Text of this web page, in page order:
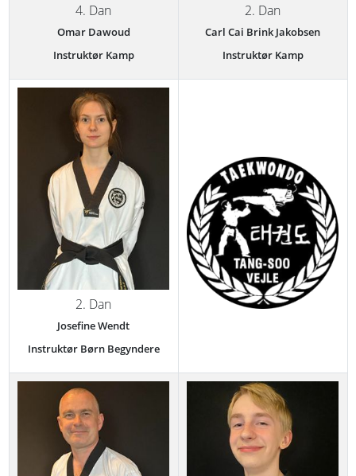
4. Dan
Omar Dawoud
Instruktør Kamp
2. Dan
Carl Cai Brink Jakobsen
Instruktør Kamp
2. Dan
Josefine Wendt
Instruktør Børn Begyndere